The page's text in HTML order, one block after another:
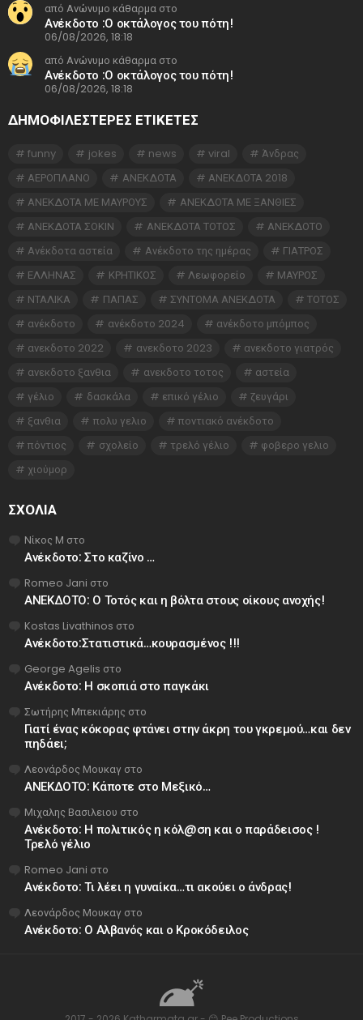
από Ανώνυμο κάθαρμα στο
Ανέκδοτο :Ο οκτάλογος του πότη!
06/08/2026, 18:18
από Ανώνυμο κάθαρμα στο
Ανέκδοτο :Ο οκτάλογος του πότη!
06/08/2026, 18:18
ΔΗΜΟΦΙΛΕΣΤΕΡΕΣ ΕΤΙΚΈΤΕΣ
funny jokes news viral
Άνδρας
ΑΕΡΟΠΛΑΝΟ
ΑΝΕΚΔΟΤΑ
ΑΝΕΚΔΟΤΑ 2018
ΑΝΕΚΔΟΤΑ ΜΕ ΜΑΥΡΟΥΣ
ΑΝΕΚΔΟΤΑ ΜΕ ΞΑΝΘΙΕΣ
ΑΝΕΚΔΟΤΑ ΣΟΚΙΝ
ΑΝΕΚΔΟΤΑ ΤΟΤΟΣ
ΑΝΕΚΔΟΤΟ
Ανέκδοτα αστεία
Ανέκδοτο της ημέρας
ΓΙΑΤΡΟΣ
ΕΛΛΗΝΑΣ
ΚΡΗΤΙΚΟΣ Λεωφορείο
ΜΑΥΡΟΣ
ΝΤΑΛΙΚΑ
ΠΑΠΑΣ ΣΥΝΤΟΜΑ ΑΝΕΚΔΟΤΑ
ΤΟΤΟΣ
ανέκδοτο
ανέκδοτο 2024
ανέκδοτο μπόμπος
ανεκδοτο 2022
ανεκδοτο 2023
ανεκδοτο γιατρός
ανεκδοτο ξανθια
ανεκδοτο τοτος
αστεία
γέλιο
δασκάλα επικό γέλιο
ζευγάρι
ξανθια
πολυ γελιο
ποντιακό ανέκδοτο
πόντιος
σχολείο τρελό γέλιο
φοβερο γελιο
χιούμορ
ΣΧΌΛΙΑ
Νίκος Μ στο
Ανέκδοτο: Στο καζίνο …
Romeo Jani στο
ΑΝΕΚΔΟΤΟ: Ο Τοτός και η βόλτα στους οίκους ανοχής!
Kostas Livathinos στο
Ανέκδοτο:Στατιστικά…κουρασμένος !!!
George Agelis στο
Ανέκδοτο: Η σκοπιά στο παγκάκι
Σωτήρης Μπεκιάρης στο
Γιατί ένας κόκορας φτάνει στην άκρη του γκρεμού…και δεν
πηδάει;
Λεονάρδος Μουκαγ στο
ΑΝΕΚΔΟΤΟ: Κάποτε στο Μεξικό…
Μιχαλης Βασιλειου στο
Ανέκδοτο: Η πολιτικός η κόλ@ση και ο παράδεισος !
Τρελό γέλιο
Romeo Jani στο
Ανέκδοτο: Τι λέει η γυναίκα…τι ακούει ο άνδρας!
Λεονάρδος Μουκαγ στο
Ανέκδοτο: Ο Αλβανός και ο Κροκόδειλος